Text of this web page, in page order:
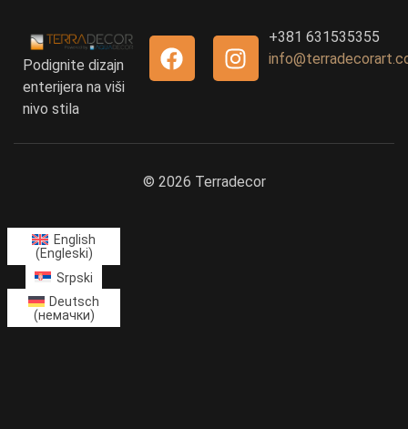
Podignite dizajn
enterijera na viši
nivo stila
+381 631535355
© 2026 Terradecor
English
(Engleski)
Srpski
Deutsch
(немачки)